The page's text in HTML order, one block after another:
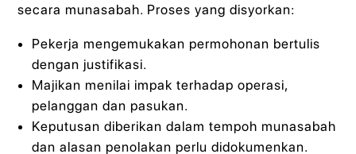
secara munasabah. Proses yang disyorkan:
Pekerja mengemukakan permohonan bertulis
dengan justifikasi.
Majikan menilai impak terhadap operasi,
pelanggan dan pasukan.
Keputusan diberikan dalam tempoh munasabah
dan alasan penolakan perlu didokumenkan.